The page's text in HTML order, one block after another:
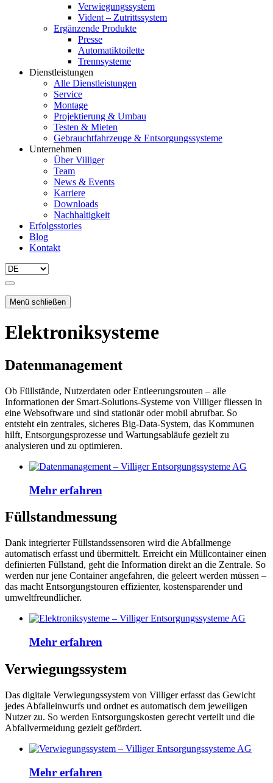
Verwiegungssystem
Vident – Zutrittssystem
Ergänzende Produkte
Presse
Automatiktoilette
Trennsysteme
Dienstleistungen
Alle Dienstleistungen
Service
Montage
Projektierung & Umbau
Testen & Mieten
Gebrauchtfahrzeuge & Entsorgungs­systeme
Unternehmen
Über Villiger
Team
News & Events
Karriere
Downloads
Nachhaltigkeit
Erfolgsstories
Blog
Kontakt
Menü schließen
Elektroniksysteme
Datenmanagement
Ob Füllstände, Nutzerdaten oder Entleerungsrouten – alle
Informationen der Smart-Solutions-Systeme von Villiger fliessen in
eine Websoftware und sind stationär oder mobil abrufbar. So
entsteht ein zentrales, sicheres Big-Data-System, das Kommunen
hilft, Entsorgungsprozesse und Wartungsabläufe gezielt zu
analysieren und zu optimieren.
Mehr erfahren
Füllstandmessung
Dank integrierter Füllstandssensoren wird die Abfallmenge
automatisch erfasst und übermittelt. Erreicht ein Müllcontainer einen
definierten Füllstand, geht die Information direkt an die Zentrale. So
werden nur jene Container angefahren, die geleert werden müssen –
das macht Entsorgungstouren effizienter, kostensparender und
umweltfreundlicher.
Mehr erfahren
Verwiegungssystem
Das digitale Verwiegungssystem von Villiger erfasst das Gewicht
jedes Abfalleinwurfs und ordnet es automatisch dem jeweiligen
Nutzer zu. So werden Entsorgungskosten gerecht verteilt und die
Abfallvermeidung gezielt gefördert.
Mehr erfahren